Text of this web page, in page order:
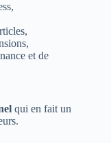
et de
qui en fait un